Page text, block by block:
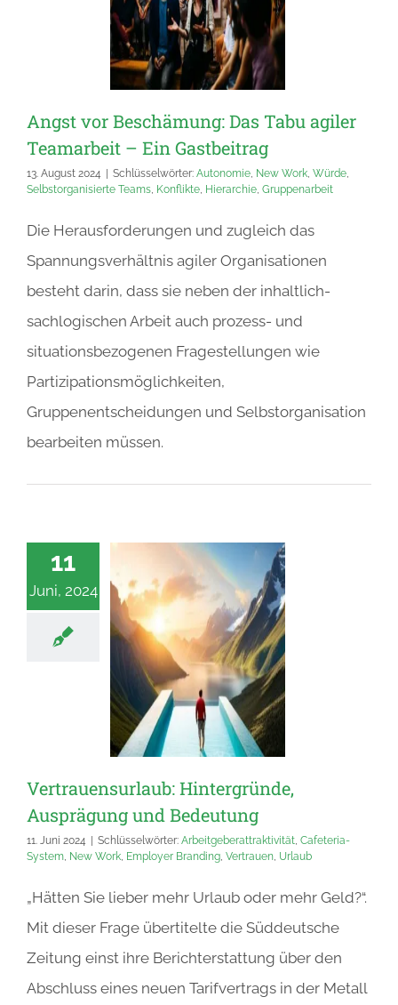
Angst vor Beschämung: Das Tabu agiler
Teamarbeit – Ein Gastbeitrag
13. August 2024 Schlüsselwörter: Autonomie, New Work, Würde,
Selbstorganisierte Teams, Konflikte, Hierarchie, Gruppenarbeit
Die Herausforderungen und zugleich das
Spannungsverhältnis agiler Organisationen
besteht darin, dass sie neben der inhaltlich-
sachlogischen Arbeit auch prozess- und
situationsbezogenen Fragestellungen wie
Partizipationsmöglichkeiten,
Gruppenentscheidungen und Selbstorganisation
bearbeiten müssen.
11
Juni, 2024
Vertrauensurlaub: Hintergründe,
Ausprägung und Bedeutung
11. Juni 2024 Schlüsselwörter: Arbeitgeberattraktivität, Cafeteria-
System, New Work, Employer Branding, Vertrauen, Urlaub
„Hätten Sie lieber mehr Urlaub oder mehr Geld?“.
Mit dieser Frage übertitelte die Süddeutsche
Zeitung einst ihre Berichterstattung über den
Abschluss eines neuen Tarifvertrags in der Metall